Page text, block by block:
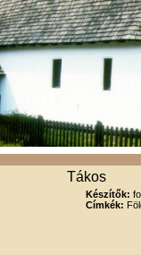
Tákos
Készítők:
Címkék: